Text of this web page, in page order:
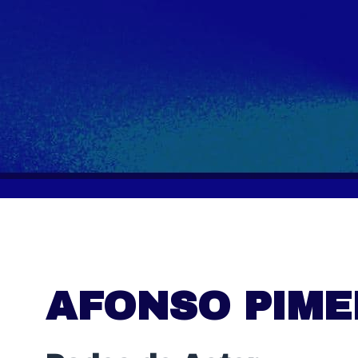
AFONSO